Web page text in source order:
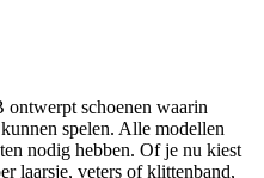
schoenen waarin
spelen. Alle modellen
nodig hebben. Of je nu kiest
laarsje, veters of klittenband,